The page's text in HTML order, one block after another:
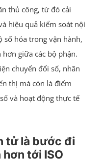
thủ công, từ đó cải
hiệu quả kiểm soát nội
số hóa trong vận hành,
giữa các bộ phận.
chuyển đổi số, nhãn
thị mà còn là điểm
và hoạt động thực tế
tử là bước đi
tới ISO